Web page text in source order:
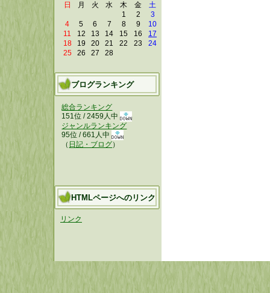
日
月 火 水 木 金
土
1
2
3
4
5 6 7 8 9
10
11
12 13 14 15 16
17
18
19 20 21 22 23
24
25
26 27 28
ブログランキング
総合ランキング
151位 / 2459人中
ジャンルランキング
95位 / 661人中
（ 日記・ブログ）
HTMLページへのリンク
リンク